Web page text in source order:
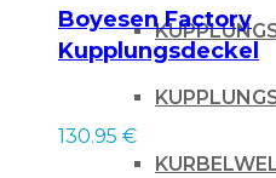
Boyesen Factory
Kupplungsdeckel
FC FE 250 350 16-
SCHWARZ BLACK
130.95 €